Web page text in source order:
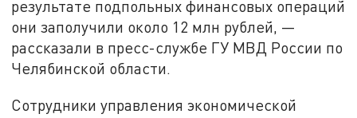
результате подпольных финансовых операций
они заполучили около 12 млн рублей, —
рассказали в пресс-службе ГУ МВД России по
Челябинской области.
Сотрудники управления экономической